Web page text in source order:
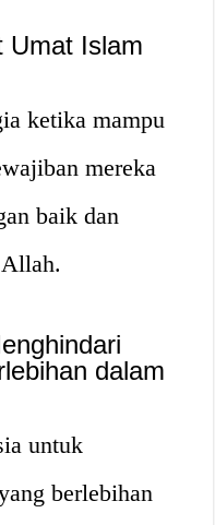
Umat Islam
ketika mampu
mereka
baik dan
dalam
untuk
berlebihan